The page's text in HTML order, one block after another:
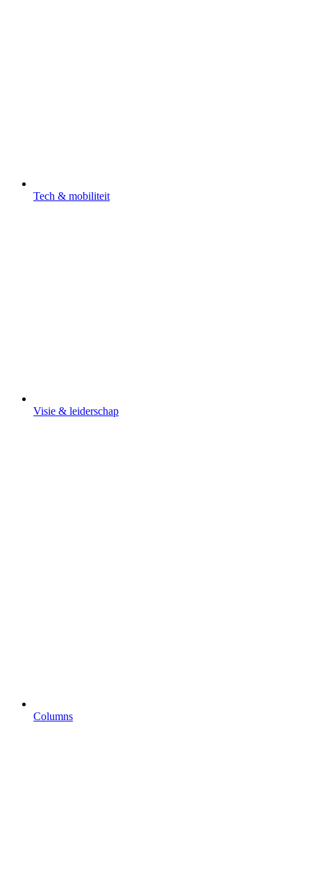
Tech & mobiliteit
Visie & leiderschap
Columns